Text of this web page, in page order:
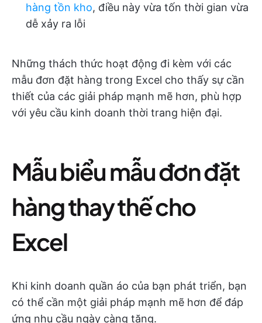
hàng tồn kho, điều này vừa tốn thời gian vừa
dễ xảy ra lỗi
Những thách thức hoạt động đi kèm với các
mẫu đơn đặt hàng trong Excel cho thấy sự cần
thiết của các giải pháp mạnh mẽ hơn, phù hợp
với yêu cầu kinh doanh thời trang hiện đại.
Mẫu biểu mẫu đơn đặt
hàng thay thế cho
Excel
Khi kinh doanh quần áo của bạn phát triển, bạn
có thể cần một giải pháp mạnh mẽ hơn để đáp
ứng nhu cầu ngày càng tăng.